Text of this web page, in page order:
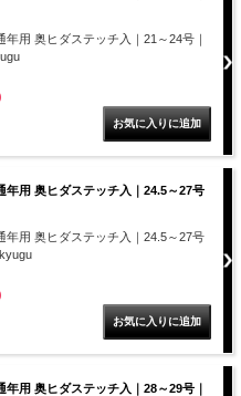
年用 奥ヒダステッチ入｜21～24号｜
年用 奥ヒダステッチ入｜24.5～27号
年用 奥ヒダステッチ入｜24.5～27号
年用 奥ヒダステッチ入｜28～29号｜